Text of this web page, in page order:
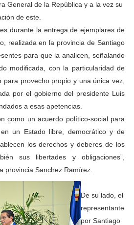
General de la República y a la vez su
de este.
durante la entrega de ejemplares de
realizada en la provincia de Santiago
para que la analicen, señalando
modificada, con la particularidad de
provecho propio y una única vez,
por el gobierno del presidente Luis
a esas apetencias.
como un acuerdo político-social para
un Estado libre, democrático y de
los derechos y deberes de los
sus libertades y obligaciones”,
provincia Sanchez Ramírez.
De su lado, el
representante
por Santiago